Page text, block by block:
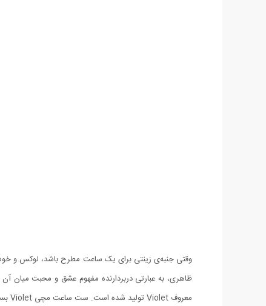
وقتی جنبه‌ی زینتی برای یک ساعت مطرح باشد، لوکس و
معروف Violet تولید شده است. ست ساعت مچی Violet بسیار خوش ساخت و با کیفیت می باشد، کیفیتی که با بستن ساعت روی دستتان متوجه آن خواهید شد.